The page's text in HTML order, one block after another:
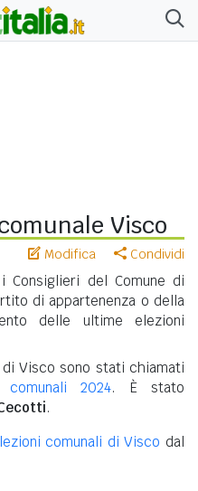
Visco
Modifica Condividi
del Comune di
di appartenenza o della
delle ultime elezioni
Visco sono stati chiamati
comunali 2024. È stato
.
comunali di Visco dal